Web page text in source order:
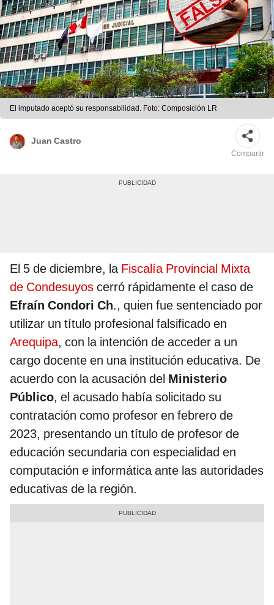
El imputado aceptó su responsabilidad. Foto: Composición LR
Juan Castro
Compartir
El 5 de diciembre, la Fiscalía Provincial Mixta
de Condesuyos cerró rápidamente el caso de
Efraín Condori Ch., quien fue sentenciado por
utilizar un título profesional falsificado en
Arequipa, con la intención de acceder a un
cargo docente en una institución educativa. De
acuerdo con la acusación del Ministerio
Público, el acusado había solicitado su
contratación como profesor en febrero de
2023, presentando un título de profesor de
educación secundaria con especialidad en
computación e informática ante las autoridades
educativas de la región.